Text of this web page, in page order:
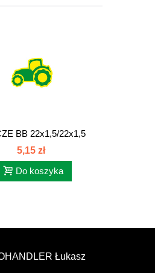
BB 22x1,5/22x1,5
złącze...
5,15 zł
Do koszyka
Łukasz